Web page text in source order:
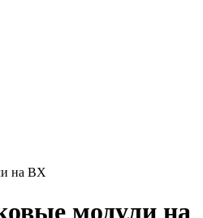
модули на